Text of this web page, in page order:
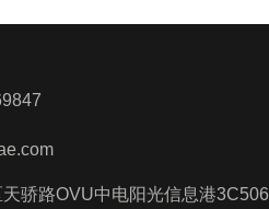
骄路OVU中电阳光信息港3C506